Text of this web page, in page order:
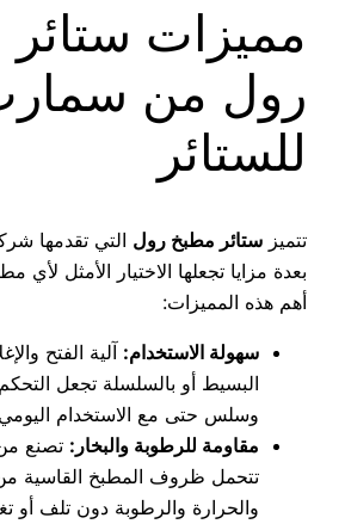
مميزات
رول من
للستائر
تتميز ستائر مطبخ رول التي تقدمها
بعدة مزايا تجعلها الاختيار الأمثل
أهم هذه المميزات:
سهولة الاستخدام: آلية الفتح
البسيط أو بالسلسلة تجعل
وسلس حتى مع الاستخدام اليومي
مقاومة للرطوبة والبخار: تصنع
تتحمل ظروف المطبخ القاسية
والحرارة والرطوبة دون تلف أو